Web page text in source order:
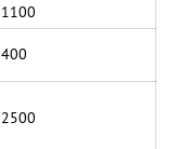
1100
400
2500